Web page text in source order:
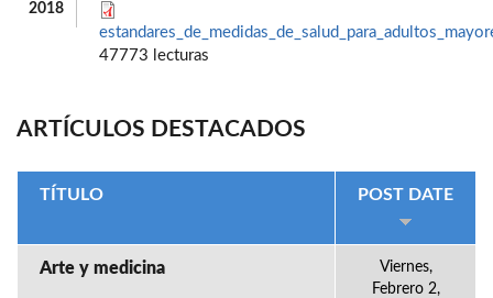
2018
47773 lecturas
ARTÍCULOS DESTACADOS
TÍTULO POST DATE
Arte y medicina
Viernes,
Febrero 2,